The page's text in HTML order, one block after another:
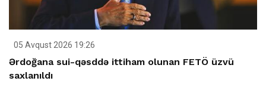
05 Avqust 2026 19:26
Ərdoğana sui-qəsddə ittiham olunan FETÖ üzvü
saxlanıldı